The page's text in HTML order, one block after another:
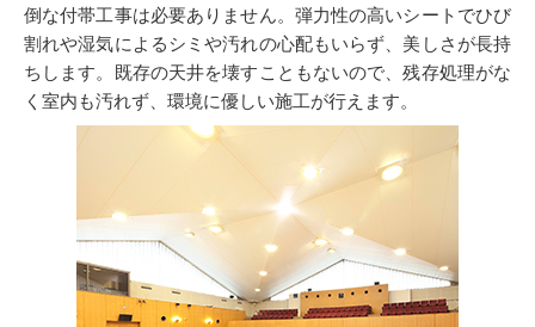
倒な付帯工事は必要ありません。弾力性の高いシートでひび
割れや湿気によるシミや汚れの心配もいらず、美しさが長持
ちします。既存の天井を壊すこともないので、残存処理がな
く室内も汚れず、環境に優しい施工が行えます。